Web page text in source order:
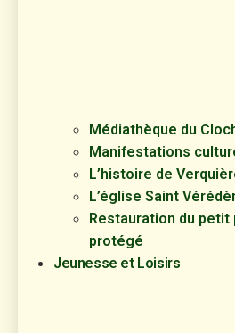
Médiathèque du
Manifestations
L’histoire de
L’église Saint
Restauration du petit
protégé
Jeunesse et Loisirs